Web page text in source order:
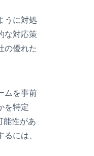
うに対処
な対応策
の優れた
ムを事前
を特定
能性があ
には、